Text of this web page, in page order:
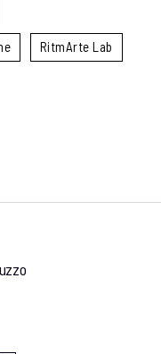
RitmArte Lab